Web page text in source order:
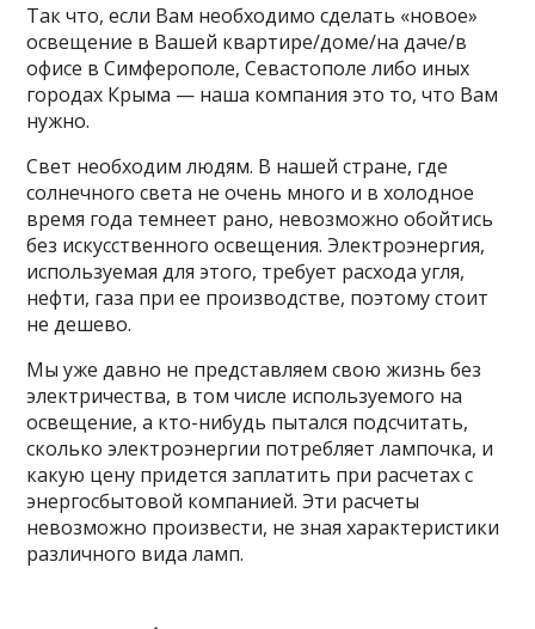
Так что, если Вам необходимо сделать «новое»
освещение в Вашей квартире/доме/на даче/в
офисе в Симферополе, Севастополе либо иных
городах Крыма — наша компания это то, что Вам
нужно.
Свет необходим людям. В нашей стране, где
солнечного света не очень много и в холодное
время года темнеет рано, невозможно обойтись
без искусственного освещения. Электроэнергия,
используемая для этого, требует расхода угля,
нефти, газа при ее производстве, поэтому стоит
не дешево.
Мы уже давно не представляем свою жизнь без
электричества, в том числе используемого на
освещение, а кто-нибудь пытался подсчитать,
сколько электроэнергии потребляет лампочка, и
какую цену придется заплатить при расчетах с
энергосбытовой компанией. Эти расчеты
невозможно произвести, не зная характеристики
различного вида ламп.